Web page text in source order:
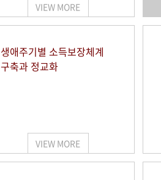
VIEW MORE
생애주기별 소득보장체계
구축과 정교화
VIEW MORE